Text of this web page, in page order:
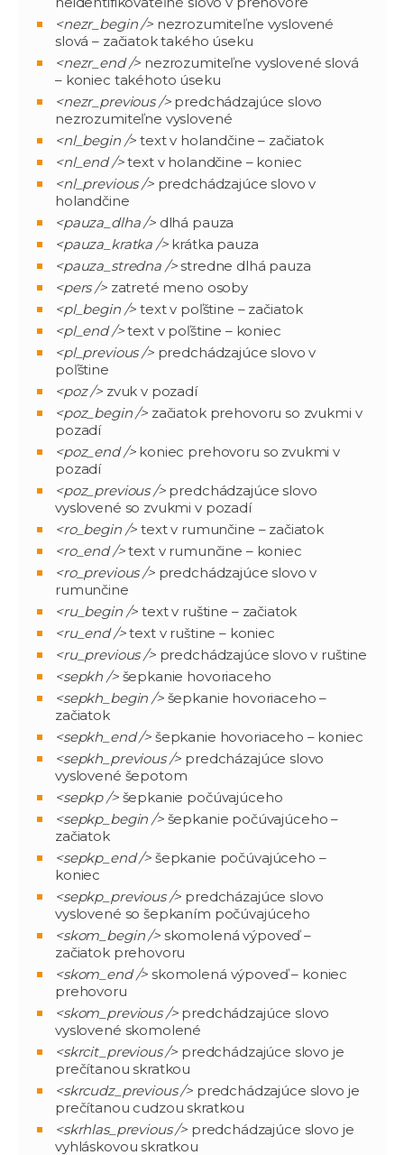
<nezr_begin />nezrozumiteľne vyslovené
slová – začiatok takého úseku
<nezr_end /> nezrozumiteľne vyslovené slová
– koniec takéhoto úseku
<nezr_previous />predchádzajúce slovo
nezrozumiteľne vyslovené
<nl_begin /> text v holandčine – začiatok
<nl_end />text v holandčine – koniec
<nl_previous />predchádzajúce slovo v
holandčine
<pauza_dlha />dlhá pauza
<pauza_kratka />krátka pauza
<pauza_stredna />stredne dlhá pauza
<pers />zatreté meno osoby
<pl_begin /> text v poľštine – začiatok
<pl_end />text v poľštine – koniec
<pl_previous />predchádzajúce slovo v
poľštine
<poz />zvuk v pozadí
<poz_begin /> začiatok prehovoru so zvukmi v
pozadí
<poz_end />koniec prehovoru so zvukmi v
pozadí
<poz_previous />predchádzajúce slovo
vyslovené so zvukmi v pozadí
<ro_begin /> text v rumunčine – začiatok
<ro_end />text v rumunčine – koniec
<ro_previous />predchádzajúce slovo v
rumunčine
<ru_begin /> text v ruštine – začiatok
<ru_end />text v ruštine – koniec
<ru_previous />predchádzajúce slovo v ruštine
<sepkh />šepkanie hovoriaceho
<sepkh_begin />šepkanie hovoriaceho –
začiatok
<sepkh_end /> šepkanie hovoriaceho – koniec
<sepkh_previous /> predcházajúce slovo
vyslovené šepotom
<sepkp />šepkanie počúvajúceho
<sepkp_begin />šepkanie počúvajúceho –
začiatok
<sepkp_end /> šepkanie počúvajúceho –
koniec
<sepkp_previous /> predcházajúce slovo
vyslovené so šepkaním počúvajúceho
<skom_begin />skomolená výpoveď –
začiatok prehovoru
<skom_end /> skomolená výpoveď – koniec
prehovoru
<skom_previous />predchádzajúce slovo
vyslovené skomolené
<skrcit_previous /> predchádzajúce slovo je
prečítanou skratkou
<skrcudz_previous /> predchádzajúce slovo je
prečítanou cudzou skratkou
<skrhlas_previous /> predchádzajúce slovo je
vyhláskovou skratkou